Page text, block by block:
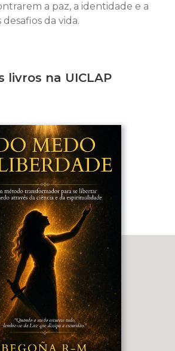
a paz, a identidade e a
da vida.
livros na UICLAP